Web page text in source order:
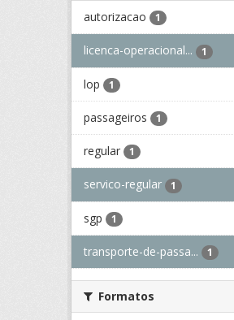
autorizacao 1
licenca-operacional... 1
lop 1
passageiros 1
regular 1
servico-regular 1
sgp 1
transporte-de-passa... 1
Formatos